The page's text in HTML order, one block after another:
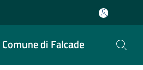
Comune di Falcade